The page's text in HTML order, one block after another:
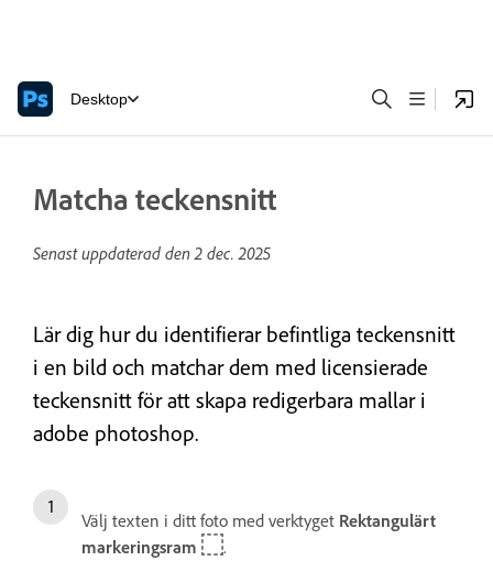
Desktop
Matcha teckensnitt
Senast uppdaterad den2 dec. 2025
Lär dig hur du identifierar befintliga teckensnitt
i en bild och matchar dem med licensierade
teckensnitt för att skapa redigerbara mallar i
adobe photoshop.
Välj texten i ditt foto med verktyget Rektangulärt
markeringsram
.